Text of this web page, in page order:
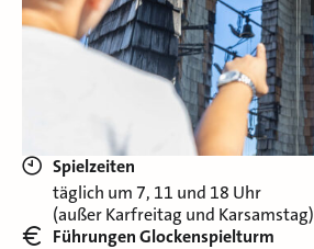
Spielzeiten
täglich um 7, 11 und 18 Uhr
(außer Karfreitag und Karsamstag)
Führungen Glockenspielturm